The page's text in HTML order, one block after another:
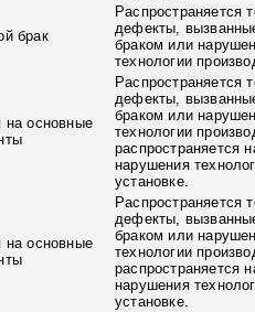
брак
Распространяется
дефекты,
браком или
технологии
на основные
Распространяется
дефекты,
браком или
технологии
распространяется
нарушения
установке.
на основные
Распространяется
дефекты,
браком или
технологии
распространяется
нарушения
установке.